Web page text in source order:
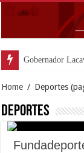
Gobernador
Home / Deportes
Deportes